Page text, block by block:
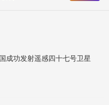
成功发射遥感四十七号卫星